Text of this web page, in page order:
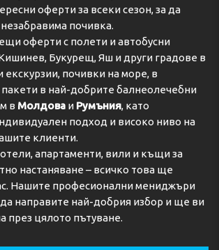
оферти за всеки сезон, за да
почивка.
оферти с полети и автобусни
Букурещ, Яш и други градове в
екскурзии, почивки на море, в
пакети в най-добрите балнеолечебни
в Молдова и Румъния, като
подход и високо ниво на
клиенти.
апартаменти, вили и къщи за
настаняване – всичко това ще
Нашите професионални мениджъри
направите най-добрия избор и ще ви
през цялото пътуване.